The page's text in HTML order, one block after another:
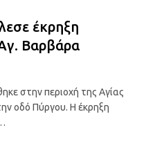
έκρηξη
Βαρβάρα
στην περιοχή της Αγίας
οδό Πύργου. Η έκρηξη